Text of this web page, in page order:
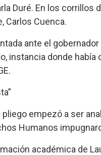
Duré. En los corrillos
Carlos Cuenca.
ante el
instancia donde
empezó a ser
Humanos
académica de